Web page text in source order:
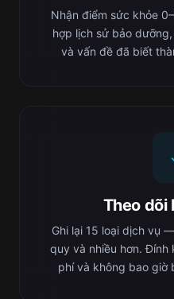
Nhận điểm sức khỏe
hợp lịch sử bảo
và vấn đề đã biết
Theo dõi
Ghi lại 15 loại dịch vụ
quy và nhiều hơn. Đính
phí và không bao giờ